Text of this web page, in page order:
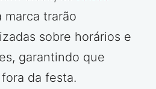
marca trarão
sobre horários e
garantindo que
da festa.